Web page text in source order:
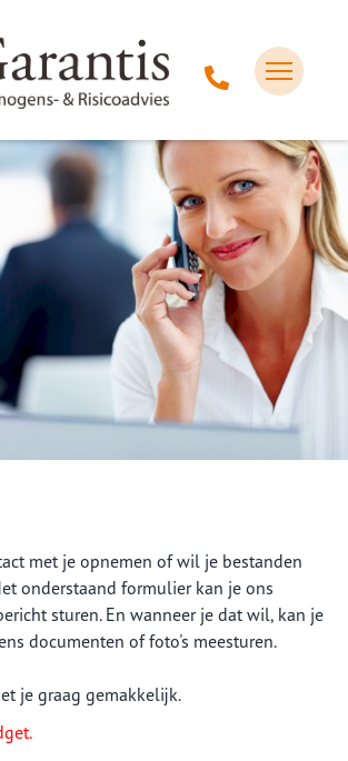
met je opnemen of wil je bestanden
onderstaand formulier kan je ons
sturen. En wanneer je dat wil, kan je
documenten of foto's meesturen.
je graag gemakkelijk.